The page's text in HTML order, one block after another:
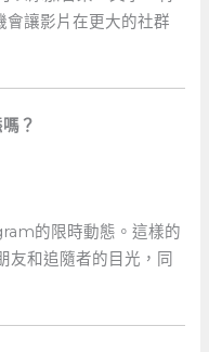
會讓影片在更大的社群
？
的限時動態。這樣的
友和追隨者的目光，同